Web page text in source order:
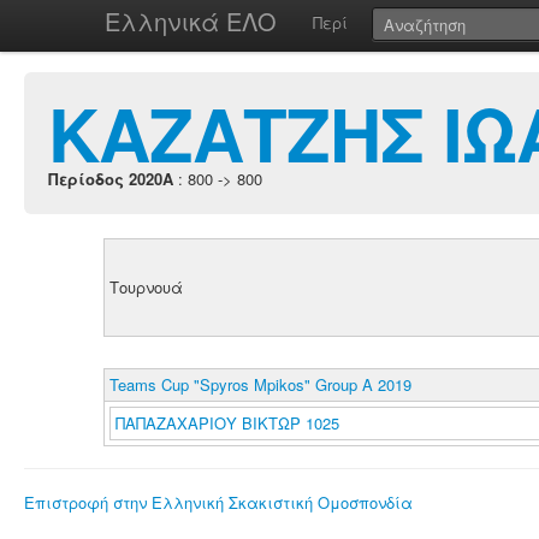
Ελληνικά ΕΛΟ Περί
ΚΑΖΑΤΖΗΣ
Περίοδος 2020A : 800 -> 800
Τουρνουά
Teams Cup "Spyros Mpikos" Group A 2019
ΠΑΠΑΖΑΧΑΡΙΟΥ ΒΙΚΤΩΡ 1025
Επιστροφή στην Ελληνική Σκακιστική Ομοσπονδία